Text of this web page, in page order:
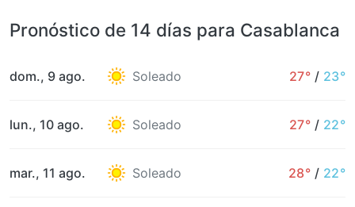
Pronóstico de 14 días para Casablanca
dom., 9 ago. Soleado 27° / 23°
lun., 10 ago. Soleado 27° / 22°
mar., 11 ago. Soleado 28° / 22°